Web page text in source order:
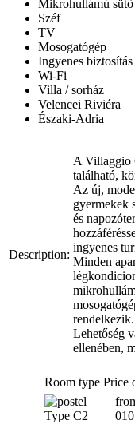
Mikrohullámú sütő
Széf
TV
Mosogatógép
Ingyenes biztosítás
Wi-Fi
Villa / sorház
Velencei Riviéra
Északi-Adria
Description:
A Villaggio
található,
Az új,
gyermekek
és
ingyenes
Minden
rendelkezik.
Lehetőség
ellenében,
Room type Price
Type C2